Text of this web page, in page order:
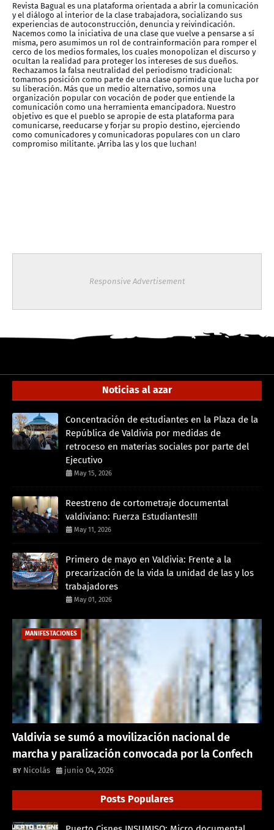
Revista Bagual es una plataforma orientada a abrir la comunicación
y el diálogo al interior de la clase trabajadora, socializando sus
experiencias de autoconstrucción, denuncia y reivindicación.
Nacemos como la iniciativa de una clase que vuelve a pensarse a sí
misma, pero asumimos un rol de contrainformación para romper el
cerco de los medios formales, los cuales monopolizan el discurso y
ocultan la realidad para proteger los intereses de sus dueños.
Rechazamos la falsa neutralidad del periodismo tradicional:
tomamos posición como parte de una clase oprimida que lucha por
su liberación. Más que un medio alternativo, somos una
organización popular con vocación de poder que entiende la
comunicación como una herramienta emancipadora. Nuestro
objetivo es que el pueblo se apropie de esta plataforma para
comunicarse, reeducarse y forjar su propio destino, ejerciendo
como comunicadores y comunicadoras populares con un claro
compromiso militante. ¡Arriba las y los que luchan!
Responsive Advertisement
Noticias al azar
Concentración de estudiantes en la Plaza de la
República de Valdivia por medidas de
retroceso en materias sociales por parte del
Ejecutivo
May 15, 2026
Reestreno de cortometraje documental
valdiviano: Fuerza Estudiantes!!!
May 11, 2026
Primero de mayo en Valdivia: Frente a la
precarización de la vida la unidad de las y los
trabajadores
May 01, 2026
MANIFESTACIONES
Valdivia se sumó a movilización nacional de
marcha y paralización convocada por la Confech
Nicolás junio 04, 2026
Posts Populares